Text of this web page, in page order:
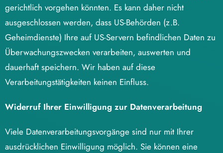
gerichtlich vorgehen könnten. Es kann daher nicht
ausgeschlossen werden, dass US-Behörden (z.B.
Geheimdienste) Ihre auf US-Servern befindlichen Daten zu
Überwachungszwecken verarbeiten, auswerten und
dauerhaft speichern. Wir haben auf diese
Verarbeitungstätigkeiten keinen Einfluss.
Widerruf Ihrer Einwilligung zur Datenverarbeitung
Viele Datenverarbeitungsvorgänge sind nur mit Ihrer
ausdrücklichen Einwilligung möglich. Sie können eine